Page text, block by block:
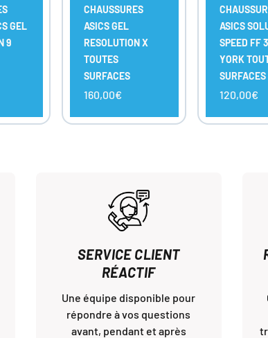
GEL
9
CHAUSSURES
ASICS GEL
RESOLUTION X
TOUTES
SURFACES
160,00€
ASICS
SPEED FF
YORK
SURFACES
120,00€
SERVICE CLIENT
RÉACTIF
Une équipe disponible pour
répondre à vos questions
avant, pendant et après